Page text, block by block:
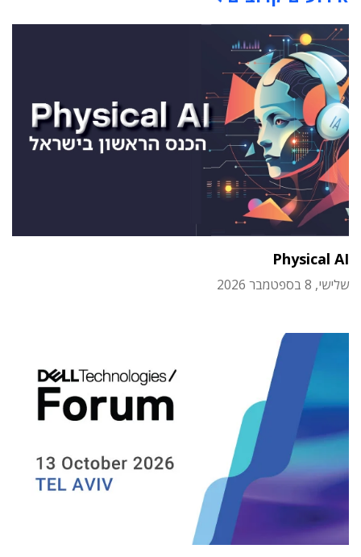
Physical AI
שלישי, 8 בספטמבר 2026